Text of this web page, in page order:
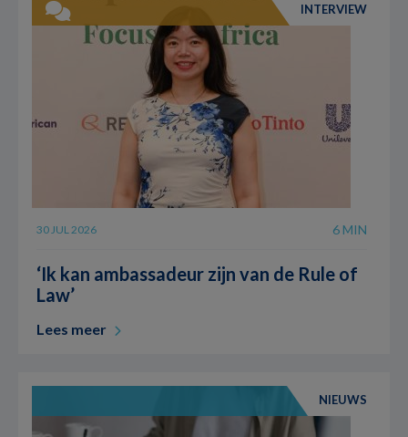
INTERVIEW
30 JUL 2026 6 MIN
‘Ik kan ambassadeur zijn van de Rule of
Law’
Lees meer
NIEUWS